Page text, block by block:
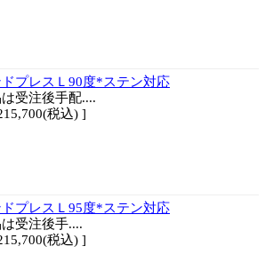
プレスＬ90度*ステン対応
受注後手配....
税込) ]
プレスＬ95度*ステン対応
受注後手....
税込) ]